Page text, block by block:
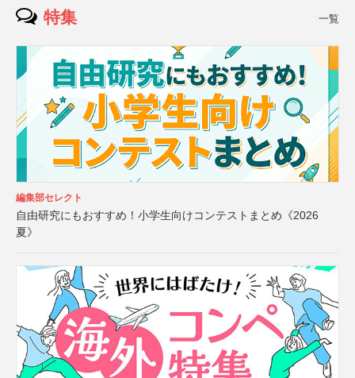
特集 一覧
編集部セレクト
自由研究にもおすすめ！小学生向けコンテストまとめ《2026
夏》